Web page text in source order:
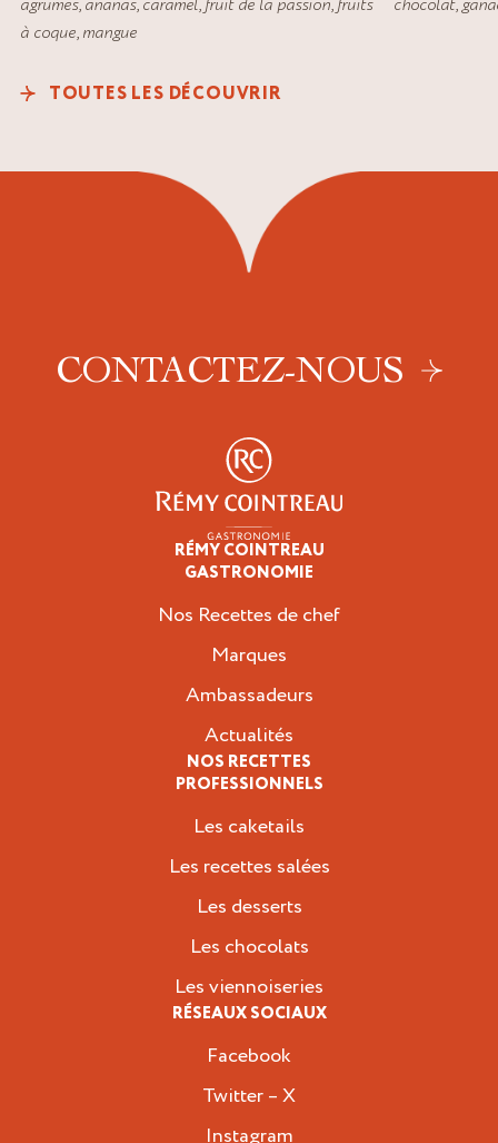
à coque,mangue
TOUTES LES DÉCOUVRIR
CONTACTEZ-NOUS
RÉMY COINTREAU
GASTRONOMIE
Nos Recettes de chef
Marques
Ambassadeurs
Actualités
NOS RECETTES
PROFESSIONNELS
Les caketails
Les recettes salées
Les desserts
Les chocolats
Les viennoiseries
RÉSEAUX SOCIAUX
Facebook
Twitter – X
Instagram